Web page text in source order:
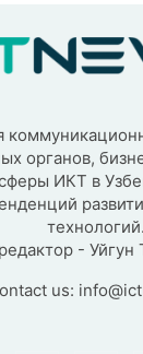
органов,
ИКТ в
технологий.
- Уйгун
us: